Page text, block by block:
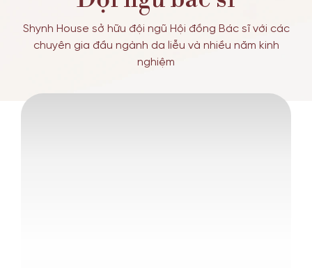
Shynh House sở hữu đội ngũ Hội đồng Bác sĩ với các
chuyên gia đầu ngành da liễu và nhiều năm kinh
nghiệm